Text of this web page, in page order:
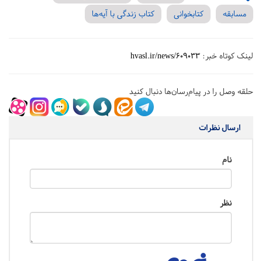
مسابقه
کتابخوانی کتاب زندگی با آیه‌ها
لینک کوتاه خبر: hvasl.ir/news/609033
حلقه وصل را در پیام‌رسان‌ها دنبال کنید
ارسال نظرات
نام
نظر